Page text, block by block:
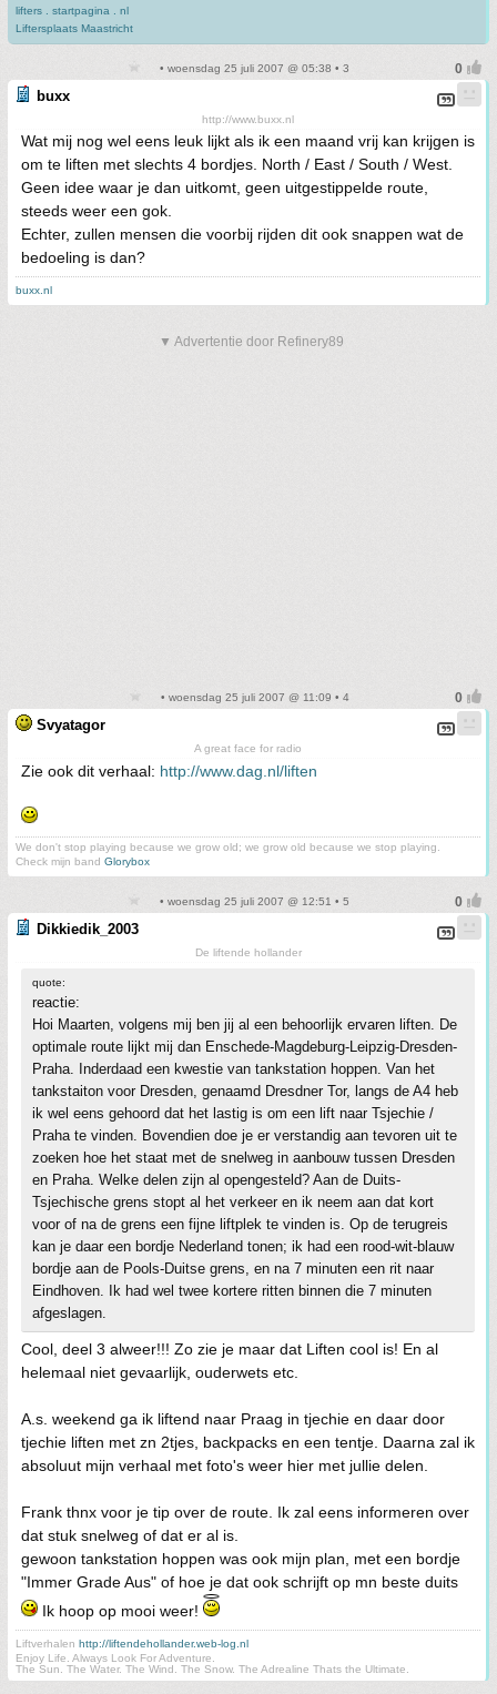
lifters . startpagina . nl
Liftersplaats Maastricht
• woensdag 25 juli 2007 @ 05:38 • 3
buxx
http://www.buxx.nl
Wat mij nog wel eens leuk lijkt als ik een maand vrij kan krijgen is
om te liften met slechts 4 bordjes. North / East / South / West.
Geen idee waar je dan uitkomt, geen uitgestippelde route,
steeds weer een gok.
Echter, zullen mensen die voorbij rijden dit ook snappen wat de
bedoeling is dan?
buxx.nl
▼ Advertentie door Refinery89
• woensdag 25 juli 2007 @ 11:09 • 4
Svyatagor
A great face for radio
Zie ook dit verhaal: http://www.dag.nl/liften
We don't stop playing because we grow old; we grow old because we stop playing.
Check mijn band Glorybox
• woensdag 25 juli 2007 @ 12:51 • 5
Dikkiedik_2003
De liftende hollander
quote:
reactie:
Hoi Maarten, volgens mij ben jij al een behoorlijk ervaren liften. De
optimale route lijkt mij dan Enschede-Magdeburg-Leipzig-Dresden-
Praha. Inderdaad een kwestie van tankstation hoppen. Van het
tankstaiton voor Dresden, genaamd Dresdner Tor, langs de A4 heb
ik wel eens gehoord dat het lastig is om een lift naar Tsjechie /
Praha te vinden. Bovendien doe je er verstandig aan tevoren uit te
zoeken hoe het staat met de snelweg in aanbouw tussen Dresden
en Praha. Welke delen zijn al opengesteld? Aan de Duits-
Tsjechische grens stopt al het verkeer en ik neem aan dat kort
voor of na de grens een fijne liftplek te vinden is. Op de terugreis
kan je daar een bordje Nederland tonen; ik had een rood-wit-blauw
bordje aan de Pools-Duitse grens, en na 7 minuten een rit naar
Eindhoven. Ik had wel twee kortere ritten binnen die 7 minuten
afgeslagen.
Cool, deel 3 alweer!!! Zo zie je maar dat Liften cool is! En al
helemaal niet gevaarlijk, ouderwets etc.
A.s. weekend ga ik liftend naar Praag in tjechie en daar door
tjechie liften met zn 2tjes, backpacks en een tentje. Daarna zal ik
absoluut mijn verhaal met foto's weer hier met jullie delen.
Frank thnx voor je tip over de route. Ik zal eens informeren over
dat stuk snelweg of dat er al is.
gewoon tankstation hoppen was ook mijn plan, met een bordje
"Immer Grade Aus" of hoe je dat ook schrijft op mn beste duits
Ik hoop op mooi weer!
Liftverhalen http://liftendehollander.web-log.nl
Enjoy Life. Always Look For Adventure.
The Sun. The Water. The Wind. The Snow. The Adrealine Thats the Ultimate.